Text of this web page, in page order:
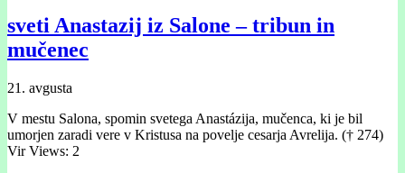
sveti Anastazij iz Salone – tribun in
mučenec
21. avgusta
V mestu Salona, spomin svetega Anastázija, mučenca, ki je bil
umorjen zaradi vere v Kristusa na povelje cesarja Avrelija. († 274)
Vir Views: 2